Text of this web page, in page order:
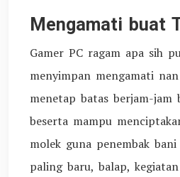
Mengamati buat
Gamer PC ragam apa sih
menyimpan mengamati
menetap batas berjam-jam
beserta mampu
molek guna penembak
paling baru, balap,